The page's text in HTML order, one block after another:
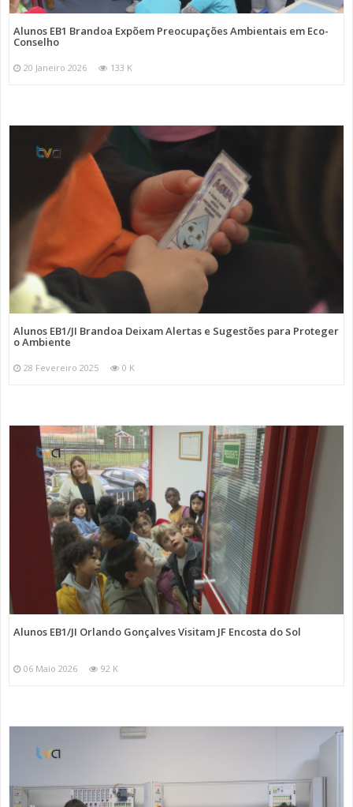
Alunos EB1 Brandoa Expõem Preocupações Ambientais em Eco-
Conselho
20 Janeiro 2026 133 K
Alunos EB1/JI Brandoa Deixam Alertas e Sugestões para Proteger
o Ambiente
28 Fevereiro 2025 0 K
Alunos EB1/JI Orlando Gonçalves Visitam JF Encosta do Sol
06 Maio 2026 92 K